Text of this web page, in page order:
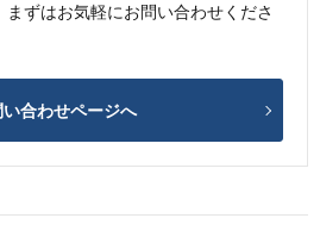
ずはお気軽にお問い合わせくださ
い合わせページへ